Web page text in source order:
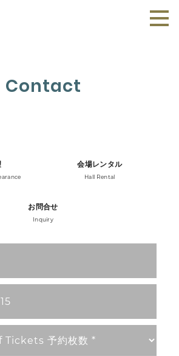
Contact
会場レンタル
Hall Rental
お問合せ
Inquiry